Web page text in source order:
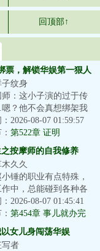
回顶部↑
票，解锁华娱第一狠人
纹身
：这小子演的过于传
？他不会真想绑架我
：什么意思？绑我摄
绑架...
2026-08-07 01:59:57
第522章 证明
按摩师的自我修养
久久
锤的职业有点特殊，
中，总能碰到各种各
，以及形形色色的女
他有一...
2026-08-07 01:45:41
第454章 事儿就办完
女儿身闯荡华娱
写者